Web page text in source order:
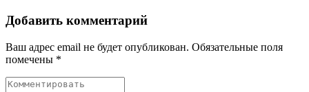
Добавить комментарий
Ваш адрес email не будет опубликован. Обязательные поля
помечены *